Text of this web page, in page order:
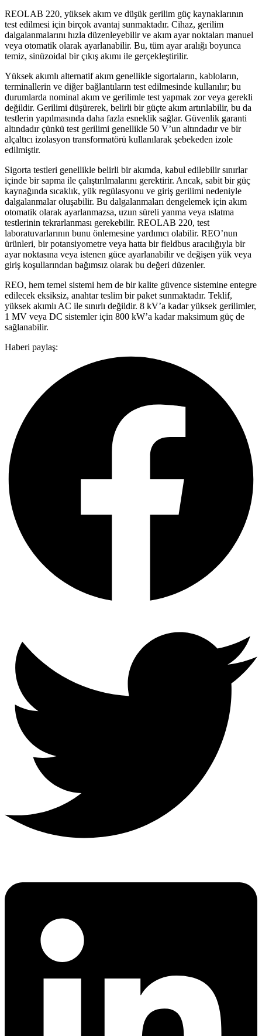
REOLAB 220, yüksek akım ve düşük gerilim güç kaynaklarının
test edilmesi için birçok avantaj sunmaktadır. Cihaz, gerilim
dalgalanmalarını hızla düzenleyebilir ve akım ayar noktaları manuel
veya otomatik olarak ayarlanabilir. Bu, tüm ayar aralığı boyunca
temiz, sinüzoidal bir çıkış akımı ile gerçekleştirilir.
Yüksek akımlı alternatif akım genellikle sigortaların, kabloların,
terminallerin ve diğer bağlantıların test edilmesinde kullanılır; bu
durumlarda nominal akım ve gerilimle test yapmak zor veya gerekli
değildir. Gerilimi düşürerek, belirli bir güçte akım artırılabilir, bu da
testlerin yapılmasında daha fazla esneklik sağlar. Güvenlik garanti
altındadır çünkü test gerilimi genellikle 50 V’un altındadır ve bir
alçaltıcı izolasyon transformatörü kullanılarak şebekeden izole
edilmiştir.
Sigorta testleri genellikle belirli bir akımda, kabul edilebilir sınırlar
içinde bir sapma ile çalıştırılmalarını gerektirir. Ancak, sabit bir güç
kaynağında sıcaklık, yük regülasyonu ve giriş gerilimi nedeniyle
dalgalanmalar oluşabilir. Bu dalgalanmaları dengelemek için akım
otomatik olarak ayarlanmazsa, uzun süreli yanma veya ıslatma
testlerinin tekrarlanması gerekebilir. REOLAB 220, test
laboratuvarlarının bunu önlemesine yardımcı olabilir. REO’nun
ürünleri, bir potansiyometre veya hatta bir fieldbus aracılığıyla bir
ayar noktasına veya istenen güce ayarlanabilir ve değişen yük veya
giriş koşullarından bağımsız olarak bu değeri düzenler.
REO, hem temel sistemi hem de bir kalite güvence sistemine entegre
edilecek eksiksiz, anahtar teslim bir paket sunmaktadır. Teklif,
yüksek akımlı AC ile sınırlı değildir. 8 kV’a kadar yüksek gerilimler,
1 MV veya DC sistemler için 800 kW’a kadar maksimum güç de
sağlanabilir.
Haberi paylaş: